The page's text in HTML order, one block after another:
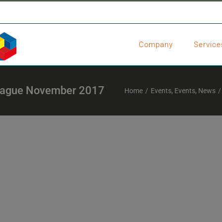
Company
November 2017 Home / Events, Events, News /